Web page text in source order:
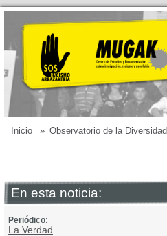
Inicio » Observatorio de la Diversidad
En esta noticia:
Periódico:
La Verdad